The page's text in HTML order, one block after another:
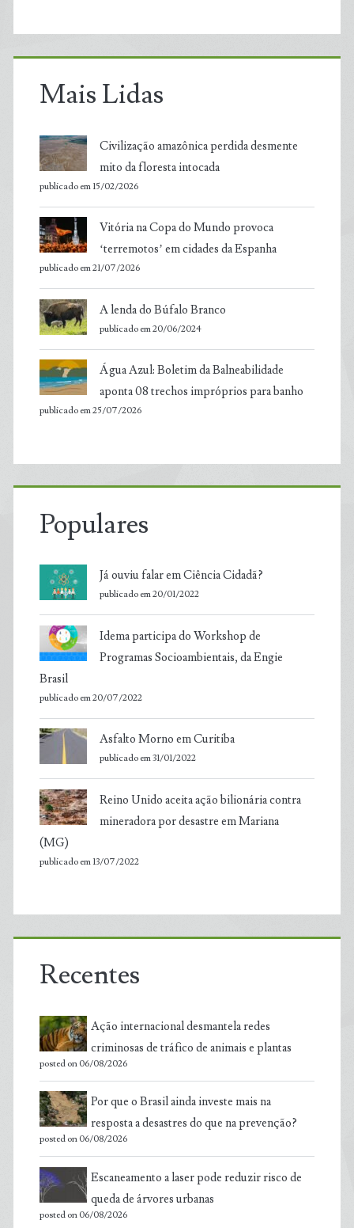
Mais Lidas
Civilização amazônica perdida desmente
mito da floresta intocada
publicado em 15/02/2026
Vitória na Copa do Mundo provoca
‘terremotos’ em cidades da Espanha
publicado em 21/07/2026
A lenda do Búfalo Branco
publicado em 20/06/2024
Água Azul: Boletim da Balneabilidade
aponta 08 trechos impróprios para banho
publicado em 25/07/2026
Populares
Já ouviu falar em Ciência Cidadã?
publicado em 20/01/2022
Idema participa do Workshop de
Programas Socioambientais, da Engie
Brasil
publicado em 20/07/2022
Asfalto Morno em Curitiba
publicado em 31/01/2022
Reino Unido aceita ação bilionária contra
mineradora por desastre em Mariana
(MG)
publicado em 13/07/2022
Recentes
Ação internacional desmantela redes
criminosas de tráfico de animais e plantas
posted on 06/08/2026
Por que o Brasil ainda investe mais na
resposta a desastres do que na prevenção?
posted on 06/08/2026
Escaneamento a laser pode reduzir risco de
queda de árvores urbanas
posted on 06/08/2026